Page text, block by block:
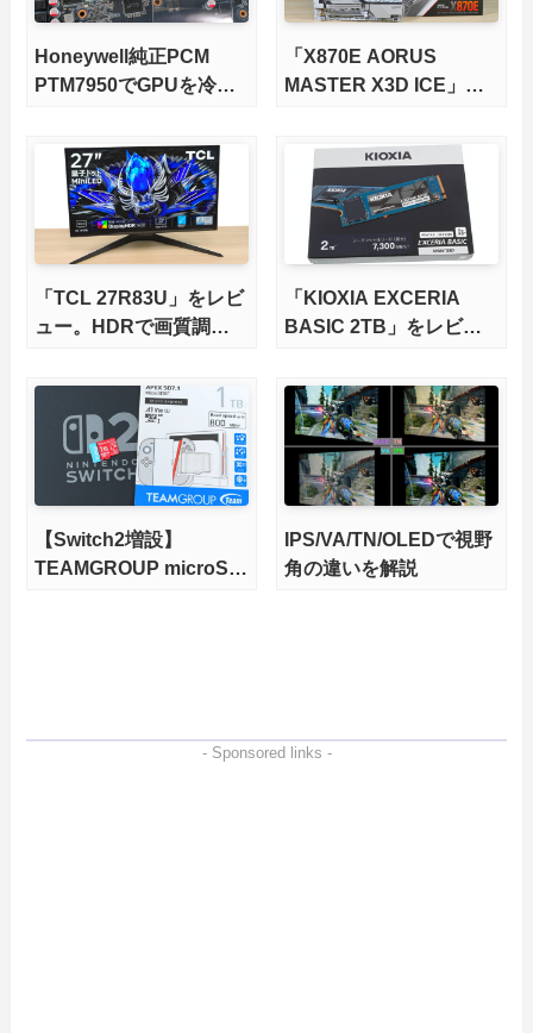
Honeywell純正PCM
PTM7950でGPUを冷や
「X870E AORUS
MASTER X3D ICE」を
さらに高速にする完全版
X870Eマザーボードを徹
底検証
「TCL 27R83U」をレビ
ュー。HDRで画質調整
輝度も発揮！
「KIOXIA EXCERIA
BASIC 2TB」をレビュ
力、高性能、高コスパを
実現！
【Switch2増設】
TEAMGROUP microSD
IPS/VA/TN/OLEDで視野
角の違いを解説
- Sponsored links -